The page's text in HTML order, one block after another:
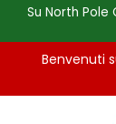
Salta
contenuto
Su North
Benvenuti